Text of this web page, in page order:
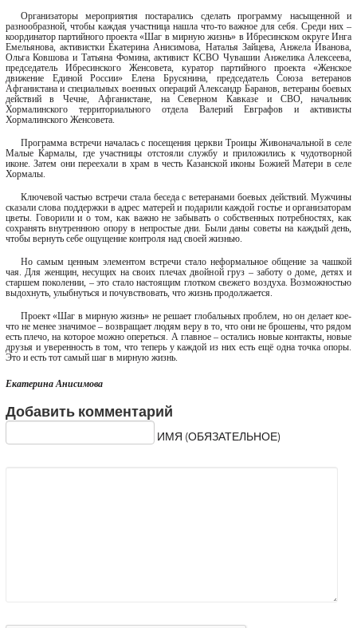
Организаторы мероприятия постарались сделать программу насыщенной и
разнообразной, чтобы каждая участница нашла что-то важное для себя. Среди них –
координатор партийного проекта «Шаг в мирную жизнь» в Ибресинском округе Инга
Емельянова, активистки Екатерина Анисимова, Наталья Зайцева, Анжела Иванова,
Ольга Ковшова и Татьяна Фомина, активист КСВО Чувашии Анжелика Алексеева,
председатель Ибресинского Женсовета, куратор партийного проекта «Женское
движение Единой России» Елена Брусянина, председатель Союза ветеранов
Афганистана и специальных военных операций Александр Баранов, ветераны боевых
действий в Чечне, Афганистане, на Северном Кавказе и СВО, начальник
Хормалинского территориального отдела Валерий Евграфов и активисты
Хормалинского Женсовета.
Программа встречи началась с посещения церкви Троицы Живоначальной в селе
Малые Кармалы, где участницы отстояли службу и приложились к чудотворной
иконе. Затем они переехали в храм в честь Казанской иконы Божией Матери в селе
Хормалы.
Ключевой частью встречи стала беседа с ветеранами боевых действий. Мужчины
сказали слова поддержки в адрес матерей и подарили каждой гостье и организаторам
цветы. Говорили и о том, как важно не забывать о собственных потребностях, как
сохранять внутреннюю опору в непростые дни. Были даны советы на каждый день,
чтобы вернуть себе ощущение контроля над своей жизнью.
Но самым ценным элементом встречи стало неформальное общение за чашкой
чая. Для женщин, несущих на своих плечах двойной груз – заботу о доме, детях и
старшем поколении, – это стало настоящим глотком свежего воздуха. Возможностью
выдохнуть, улыбнуться и почувствовать, что жизнь продолжается.
Проект «Шаг в мирную жизнь» не решает глобальных проблем, но он делает кое-
что не менее значимое – возвращает людям веру в то, что они не брошены, что рядом
есть плечо, на которое можно опереться. А главное – остались новые контакты, новые
друзья и уверенность в том, что теперь у каждой из них есть ещё одна точка опоры.
Это и есть тот самый шаг в мирную жизнь.
Екатерина Анисимова
Добавить комментарий
ИМЯ (ОБЯЗАТЕЛЬНОЕ)